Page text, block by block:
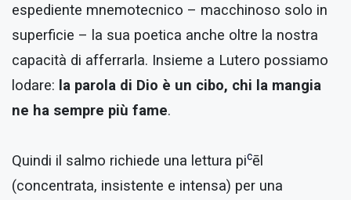
espediente mnemotecnico – macchinoso solo in
superficie – la sua poetica anche oltre la nostra
capacità di afferrarla. Insieme a Lutero possiamo
lodare: la parola di Dio è un cibo, chi la mangia
ne ha sempre più fame.
Quindi il salmo richiede una lettura picēl
(concentrata, insistente e intensa) per una